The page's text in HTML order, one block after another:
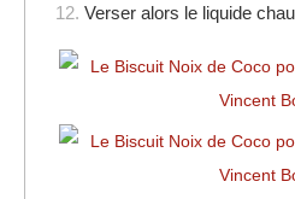
12. Verser alors le liquide